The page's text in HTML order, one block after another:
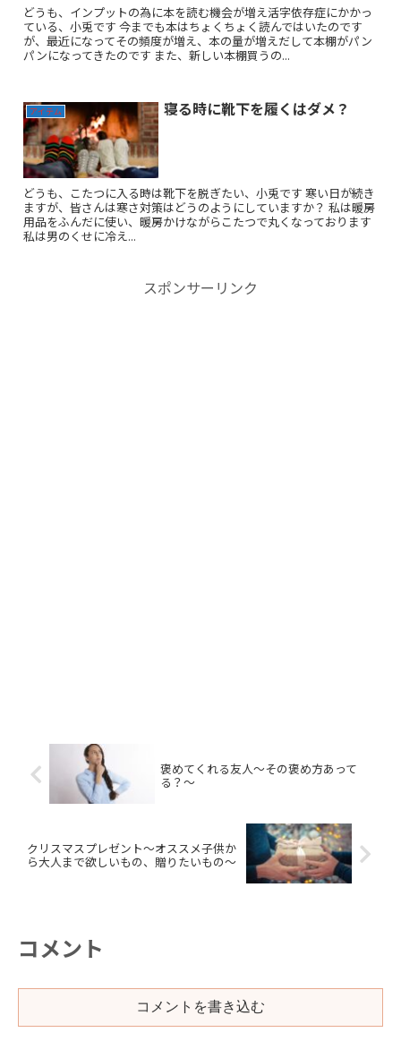
どうも、インプットの為に本を読む機会が増え活字依存症にかかっ
ている、小兎です 今までも本はちょくちょく読んではいたのです
が、最近になってその頻度が増え、本の量が増えだして本棚がパン
パンになってきたのです また、新しい本棚買うの...
アイテム 寝る時に靴下を履くはダメ？
どうも、こたつに入る時は靴下を脱ぎたい、小兎です 寒い日が続き
ますが、皆さんは寒さ対策はどうのようにしていますか？ 私は暖房
用品をふんだに使い、暖房かけながらこたつで丸くなっております
私は男のくせに冷え...
スポンサーリンク
褒めてくれる友人〜その褒め方あって
る？〜
クリスマスプレゼント〜オススメ子供か
ら大人まで欲しいもの、贈りたいもの〜
コメント
コメントを書き込む